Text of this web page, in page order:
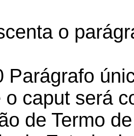
o
Parágrafo
o caput será
de Termo